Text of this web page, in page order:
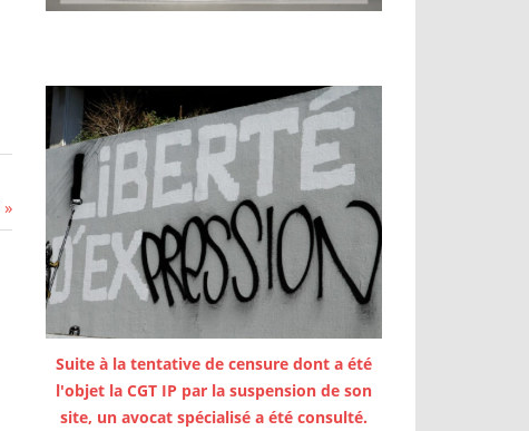
Suite à la tentative de censure dont a été
l'objet la CGT IP par la suspension de son
site, un avocat spécialisé a été consulté.